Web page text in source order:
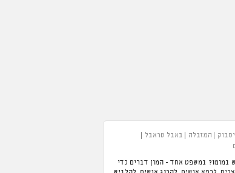
המזבלה
באבל טראבל
במומו? במשפט אחד - המון דברים כדי